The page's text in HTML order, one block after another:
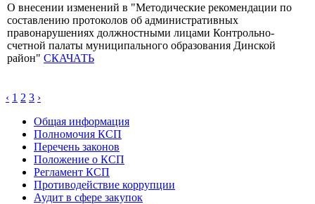
О внесении изменений в "Методические рекомендации по
составлению протоколов об административных
правонарушениях должностными лицами Контрольно-
счетной палаты муниципального образования Динской
район" СКАЧАТЬ
‹ 1 2 3 ›
Общая информация
Полномочия КСП
Перечень законов
Положение о КСП
Регламент КСП
Противодействие коррупции
Аудит в сфере закупок